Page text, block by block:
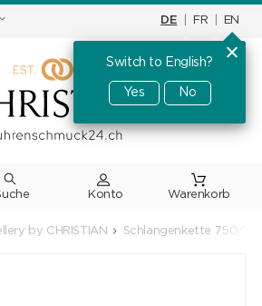
DE FR EN
Switch to English?
Yes No
Warenkorb
by CHRISTIAN Schlangenkette 750/18